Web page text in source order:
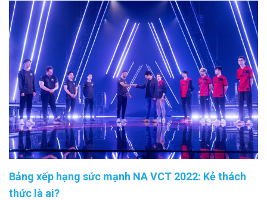
Bảng xếp hạng sức mạnh NA VCT 2022: Kẻ thách
thức là ai?